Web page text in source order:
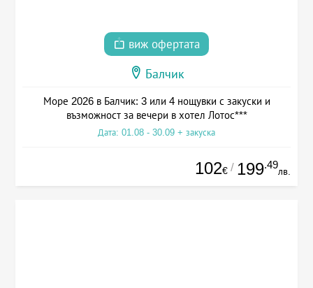
виж офертата
Балчик
Море 2026 в Балчик: 3 или 4 нощувки с закуски и
възможност за вечери в хотел Лотос***
Дата: 01.08 - 30.09 + закуска
102€ / 199.49
лв.